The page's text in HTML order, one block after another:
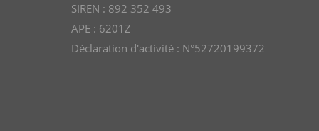
SIREN : 892 352 493
APE : 6201Z
Déclaration d'activité : N°52720199372